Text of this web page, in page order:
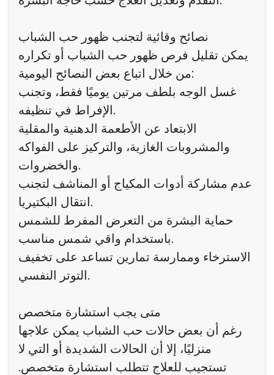
نصائح وقائية لتجنب ظهور حب الشباب
يمكن تقليل فرص ظهور حب الشباب أو تكراره
من خلال اتباع بعض النصائح اليومية:
غسل الوجه بلطف مرتين يوميًا فقط، وتجنب
الإفراط في تنظيفه.
الابتعاد عن الأطعمة الدهنية والمقلية
والمشروبات الغازية، والتركيز على الفواكه
والخضروات.
عدم مشاركة أدوات المكياج أو المناشف لتجنب
انتقال البكتيريا.
حماية البشرة من التعرض المفرط للشمس
باستخدام واقي شمس مناسب.
الاسترخاء وممارسة تمارين تساعد على تخفيف
التوتر النفسي.
متى يجب استشارة متخصص
رغم أن بعض حالات حب الشباب يمكن علاجها
منزليًا، إلا أن الحالات الشديدة أو التي لا
تستجيب للعلاج تتطلب استشارة متخصص.